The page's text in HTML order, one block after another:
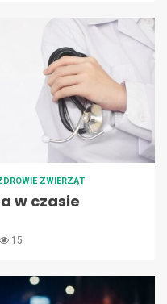
ZWIERZĄT
w czasie
15